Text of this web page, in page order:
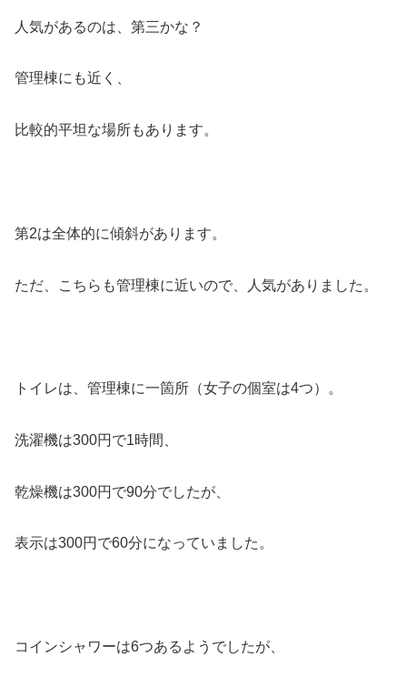
人気があるのは、第三かな？
管理棟にも近く、
比較的平坦な場所もあります。
第2は全体的に傾斜があります。
ただ、こちらも管理棟に近いので、人気がありました。
トイレは、管理棟に一箇所（女子の個室は4つ）。
洗濯機は300円で1時間、
乾燥機は300円で90分でしたが、
表示は300円で60分になっていました。
コインシャワーは6つあるようでしたが、